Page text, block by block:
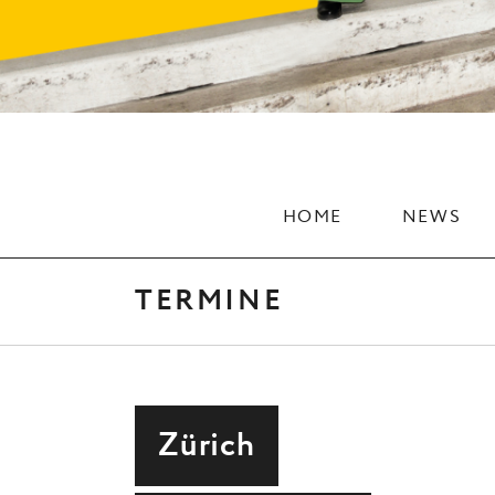
HOME NEWS
TERMINE
Zürich